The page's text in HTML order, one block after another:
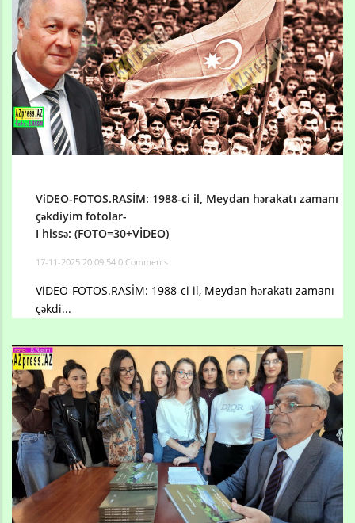
ViDEO-FOTOS.RASİM: 1988-ci il, Meydan hərakatı zamanı
çəkdiyim fotolar-
​​​​​I hissə: (FOTO=30+VİDEO)
17-11-2025 20:09:54 0 Comments
ViDEO-FOTOS.RASİM: 1988-ci il, Meydan hərakatı zamanı
çəkdi...